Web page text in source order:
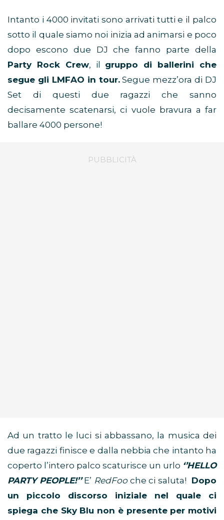
Intanto i 4000 invitati sono arrivati tutti e il palco
sotto il quale siamo noi inizia ad animarsi e poco
dopo escono due DJ che fanno parte della
Party Rock Crew, il gruppo di ballerini che
segue gli LMFAO in tour.Segue mezz’ora di DJ
Set di questi due ragazzi che sanno
decisamente scatenarsi, ci vuole bravura a far
ballare 4000 persone!
Ad un tratto le luci si abbassano, la musica dei
due ragazzi finisce e dalla nebbia che intanto ha
coperto l’intero palco scaturisce un urlo ‘’HELLO
PARTY PEOPLE!’’E’ RedFooche ci saluta! Dopo
un piccolo discorso iniziale nel quale ci
spiega che Sky Blu non è presente per motivi